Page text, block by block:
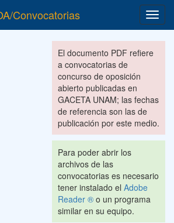
Convocatorias
El documento PDF refiere
a convocatorias de
concurso de oposición
abierto publicadas en
GACETA UNAM; las fechas
de referencia son las de
publicación por este medio.
Para poder abrir los
archivos de las
convocatorias es necesario
tener instalado el Adobe
Reader ® o un programa
similar en su equipo.